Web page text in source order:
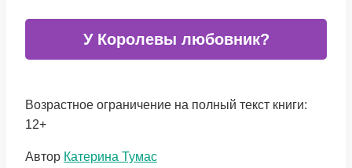
У Королевы любовник?
Возрастное ограничение на полный текст книги:
12+
Метки
Автор Катерина Тумас